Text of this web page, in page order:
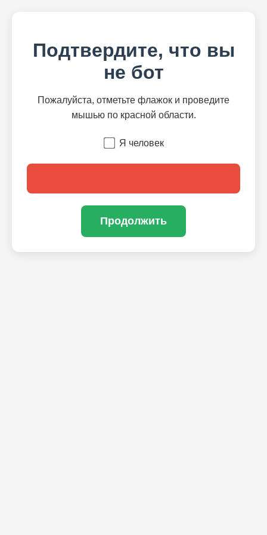
Подтвердите, что вы
не бот
Пожалуйста, отметьте флажок и проведите
мышью по красной области.
Я человек
Продолжить